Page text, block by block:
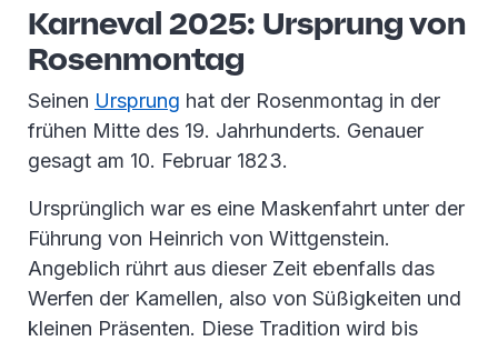
Karneval 2025: Ursprung von
Rosenmontag
Seinen Ursprung hat der Rosenmontag in der
frühen Mitte des 19. Jahrhunderts. Genauer
gesagt am 10. Februar 1823.
Ursprünglich war es eine Maskenfahrt unter der
Führung von Heinrich von Wittgenstein.
Angeblich rührt aus dieser Zeit ebenfalls das
Werfen der Kamellen, also von Süßigkeiten und
kleinen Präsenten. Diese Tradition wird bis